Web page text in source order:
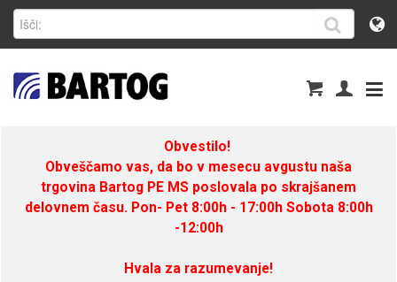
Obvestilo!
Obveščamo vas, da bo v mesecu avgustu naša
trgovina Bartog PE MS poslovala po skrajšanem
delovnem času. Pon- Pet 8:00h - 17:00h Sobota 8:00h
-12:00h
Hvala za razumevanje!